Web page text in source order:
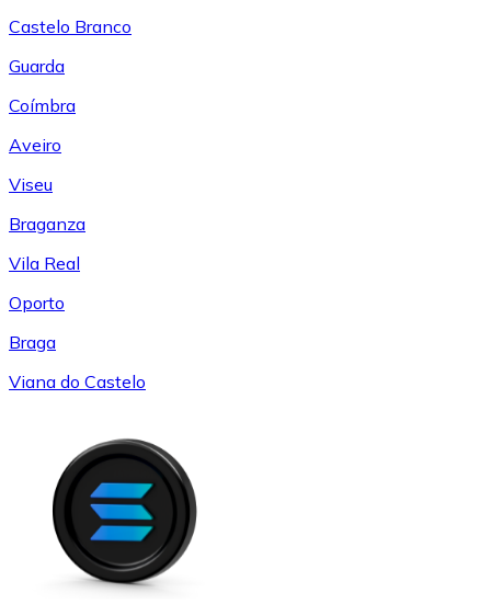
Castelo Branco
Guarda
Coímbra
Aveiro
Viseu
Braganza
Vila Real
Oporto
Braga
Viana do Castelo